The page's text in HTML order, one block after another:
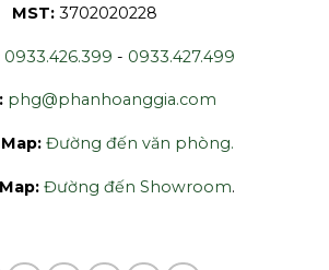
MST:3702020228
0933.426.399 - 0933.427.499
phg@phanhoanggia.com
Đường đến văn phòng.
Đường đến Showroom.